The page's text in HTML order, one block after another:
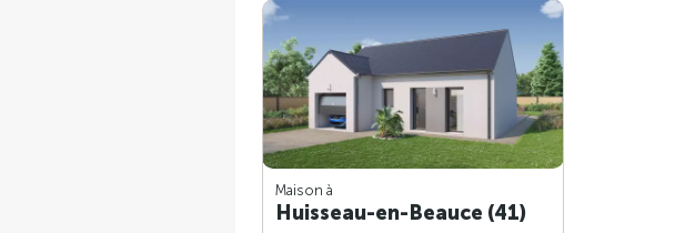
Maison à
Huisseau-en-Beauce (41)